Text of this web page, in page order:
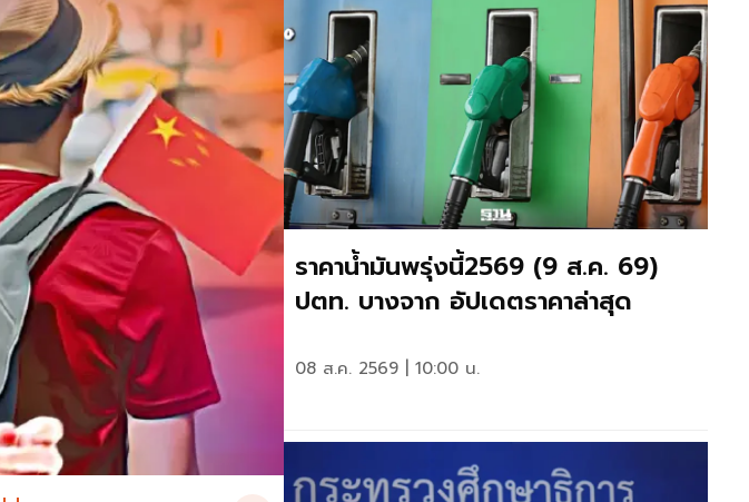
ราคาน้ำมันพรุ่งนี้2569 (9 ส.ค. 69)
ปตท. บางจาก อัปเดตราคาล่าสุด
08 ส.ค. 2569 | 10:00 น.